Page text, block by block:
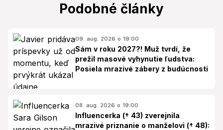
Podobné články
09. aug. 2026 o 19:00
Sám v roku 2027?! Muž tvrdí, že
prežil masové vyhynutie ľudstva:
Posiela mrazivé zábery z budúcnosti
08. aug. 2026 o 19:00
Influencerka († 43) zverejnila
mrazivé priznanie o manželovi († 48):